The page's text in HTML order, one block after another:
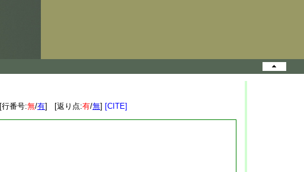
[行番号:無/有] [返り点:有/無] [CITE]